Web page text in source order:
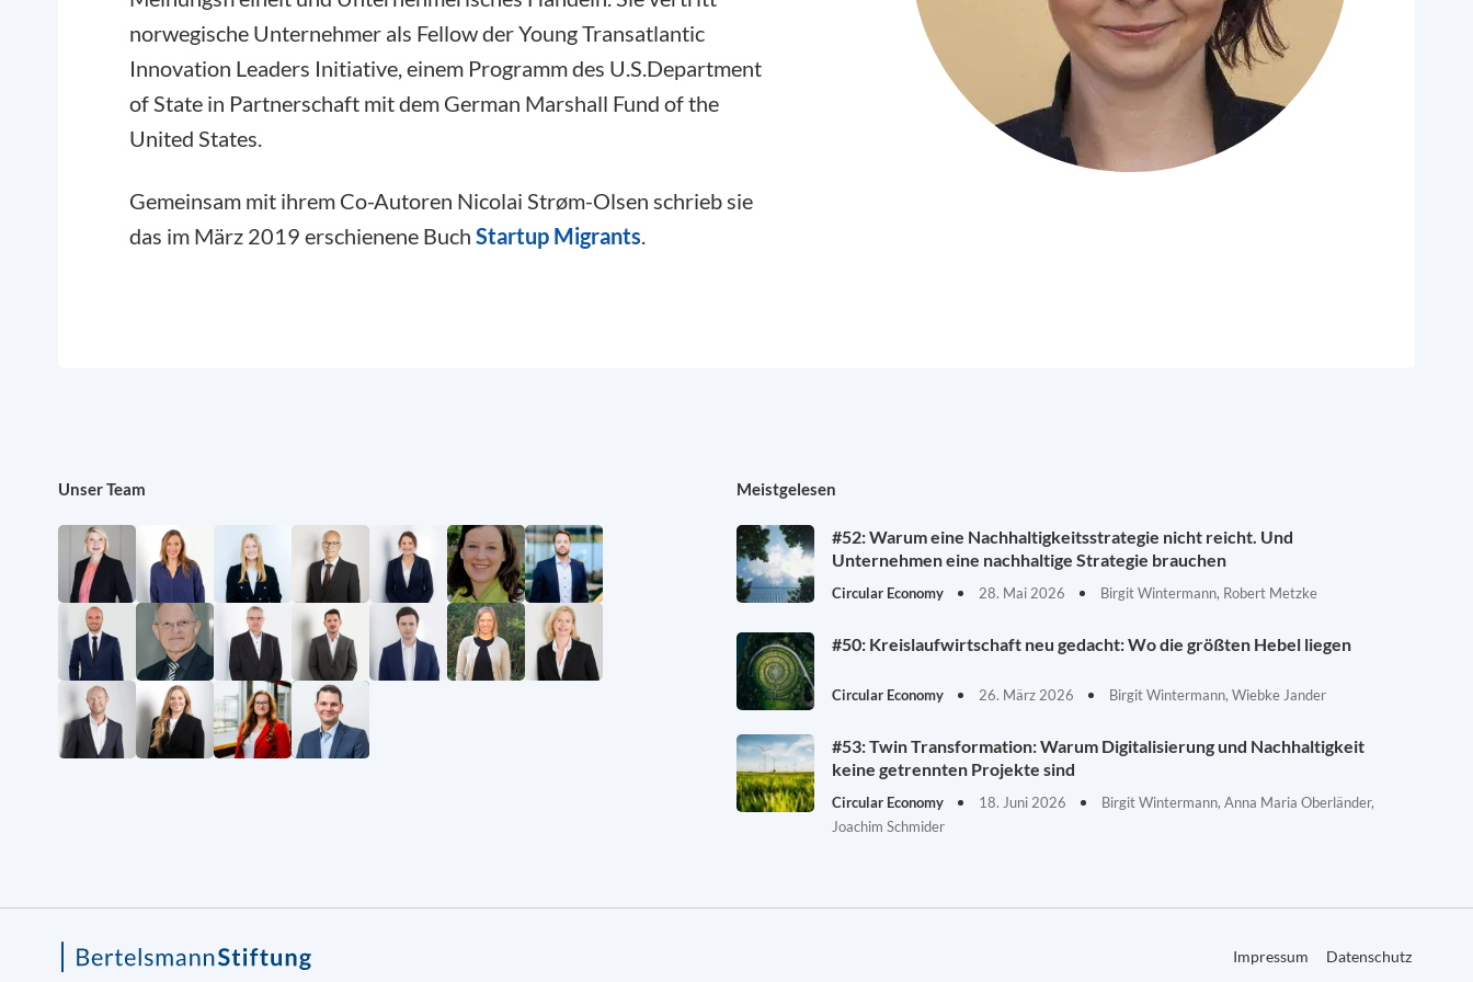
norwegische Unternehmer als Fellow der Young Transatlantic
Innovation Leaders Initiative, einem Programm des U.S.Department
of State in Partnerschaft mit dem German Marshall Fund of the
United States.
Gemeinsam mit ihrem Co-Autoren Nicolai Strøm-Olsen schrieb sie
das im März 2019 erschienene Buch Startup Migrants.
Unser Team Meistgelesen
#52: Warum eine Nachhaltigkeitsstrategie nicht reicht. Und
Unternehmen eine nachhaltige Strategie brauchen
Circular Economy 28. Mai 2026 Birgit Wintermann, Robert Metzke
#50: Kreislaufwirtschaft neu gedacht: Wo die größten Hebel liegen
Circular Economy 26. März 2026 Birgit Wintermann, Wiebke Jander
#53: Twin Transformation: Warum Digitalisierung und Nachhaltigkeit
keine getrennten Projekte sind
Circular Economy 18. Juni 2026
Birgit Wintermann, Anna Maria Oberländer,
Joachim Schmider
Impressum Datenschutz